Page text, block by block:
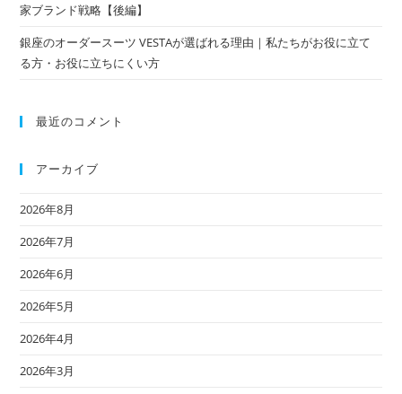
家ブランド戦略【後編】
銀座のオーダースーツ VESTAが選ばれる理由｜私たちがお役に立て
る方・お役に立ちにくい方
最近のコメント
アーカイブ
2026年8月
2026年7月
2026年6月
2026年5月
2026年4月
2026年3月